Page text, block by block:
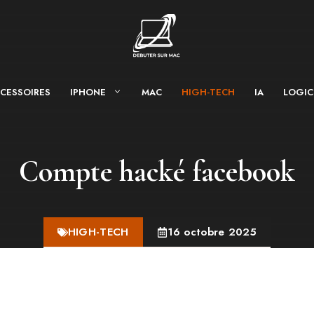
IPHONE MAC HIGH-TECH IA
Compte hacké facebook
HIGH-TECH 16 octobre 2025